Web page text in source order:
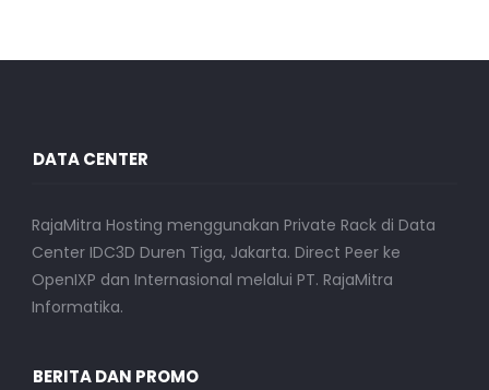
DATA CENTER
RajaMitra Hosting menggunakan Private Rack di Data
Center IDC3D Duren Tiga, Jakarta. Direct Peer ke
OpenIXP dan Internasional melalui PT. RajaMitra
Informatika.
BERITA DAN PROMO